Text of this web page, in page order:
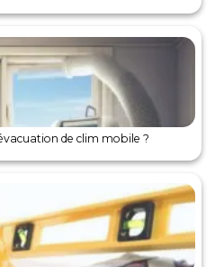
de clim mobile ?